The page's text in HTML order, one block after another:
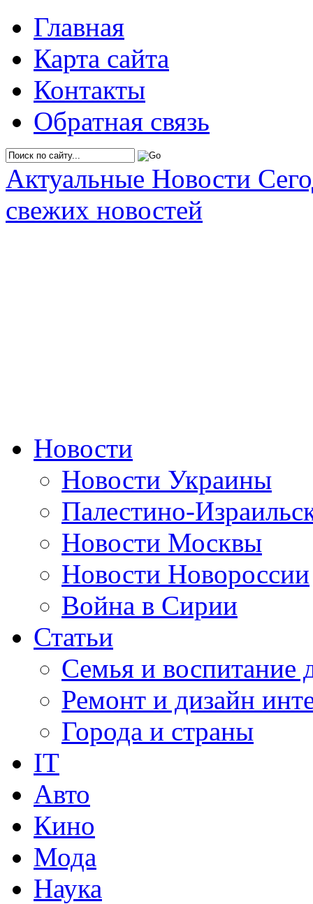
Главная
Карта сайта
Контакты
Обратная связь
Актуальные Новости
свежих новостей
Новости
Новости Украины
Палестино-
Новости Москвы
Новости Новороссии
Война в Сирии
Статьи
Семья и воспитание
Ремонт и дизайн
Города и страны
IT
Авто
Кино
Мода
Наука